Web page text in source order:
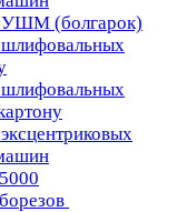
УШМ (болгарок)